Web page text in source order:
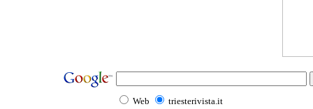
Web triesterivista.it